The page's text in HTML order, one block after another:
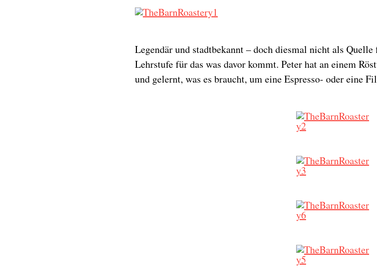
Legendär und stadtbekannt – doch diesmal nicht als
Lehrstufe für das was davor kommt. Peter hat an einem
und gelernt, was es braucht, um eine Espresso- oder eine